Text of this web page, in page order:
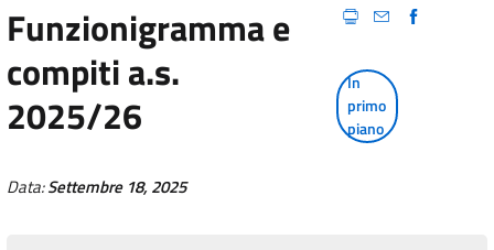
Funzionigramma e
compiti a.s.
2025/26
In
primo
piano
Data:Settembre 18, 2025